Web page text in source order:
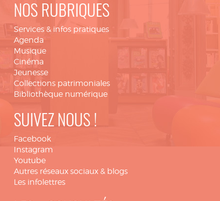
NOS RUBRIQUES
Services & infos pratiques
Agenda
Musique
Cinéma
Jeunesse
Collections patrimoniales
Bibliothèque numérique
SUIVEZ NOUS !
Facebook
Instagram
Youtube
Autres réseaux sociaux & blogs
Les infolettres